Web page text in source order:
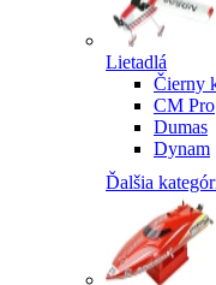
Lietadlá
Čierny
CM Pro
Dumas
Dynam
Ďalšia